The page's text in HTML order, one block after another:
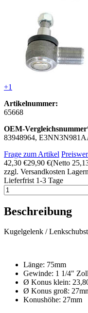
+1
Artikelnummer:
65668
OEM-
83948964,
Frage zum Artikel
42,30 €29,90 €(Netto
zzgl. Versandkosten
Lieferfrist 1-3 Tage
Beschreibung
Kugelgelenk /
Länge: 75mm
Gewinde: 1 1/4"
Ø Konus klein:
Ø Konus groß:
Konushöhe: 27mm